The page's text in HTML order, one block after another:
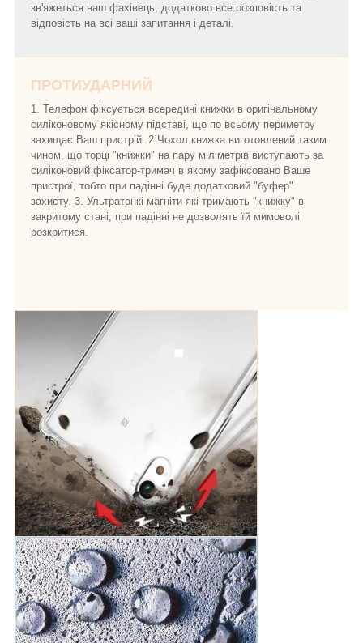
зв'яжеться наш фахівець, додатково все розповість та
відповість на всі ваші запитання і деталі.
ПРОТИУДАРНИЙ
1. Телефон фіксується всередині книжки в оригінальному
силіконовому якісному підставі, що по всьому периметру
захищає Ваш пристрій. 2.Чохол книжка виготовлений таким
чином, що торці "книжки" на пару міліметрів виступають за
силіконовий фіксатор-тримач в якому зафіксовано Ваше
пристрої, тобто при падінні буде додатковий "буфер"
захисту. 3. Ультратонкі магніти які тримають "книжку" в
закритому стані, при падінні не дозволять їй мимоволі
розкритися.